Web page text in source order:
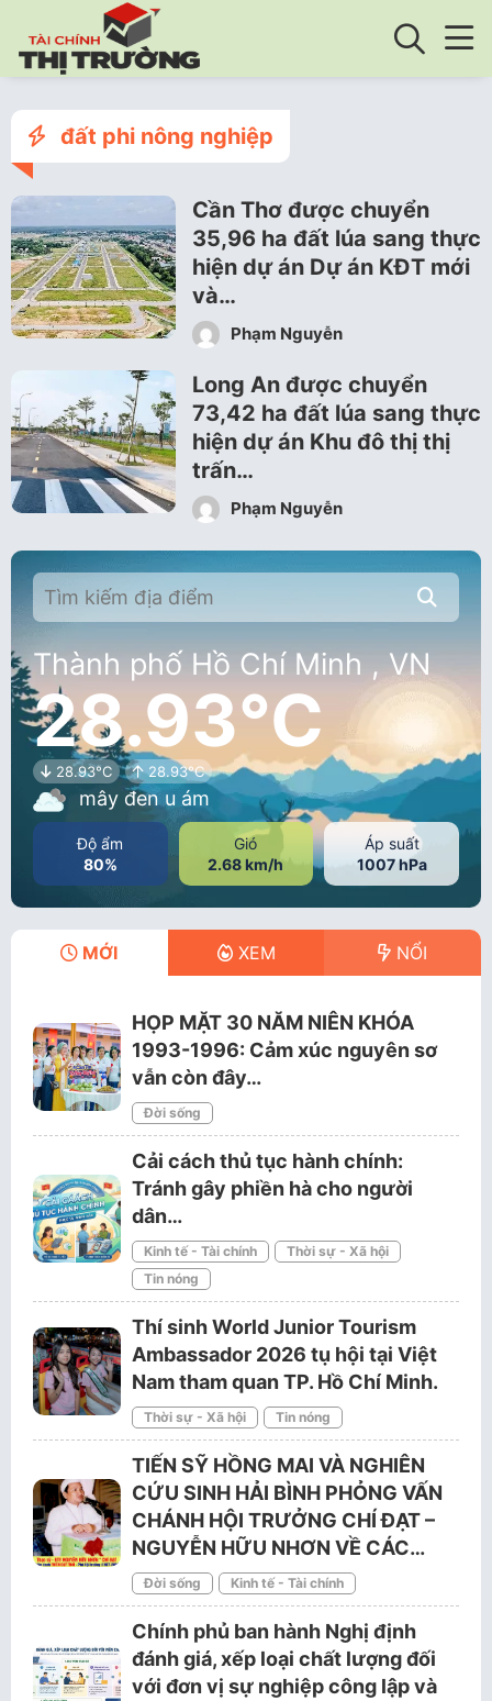
đất phi nông nghiệp
Cần Thơ được chuyển
35,96 ha đất lúa sang thực
hiện dự án Dự án KĐT mới
và…
Phạm Nguyễn
Long An được chuyển
73,42 ha đất lúa sang thực
hiện dự án Khu đô thị thị
trấn…
Phạm Nguyễn
Thành phố Hồ Chí Minh , VN
28.93°C
28.93°C 28.93°C
mây đen u ám
Độ ẩm
80%
Gió
2.68 km/h
Áp suất
1007 hPa
MỚI XEM NỔI
HỌP MẶT 30 NĂM NIÊN KHÓA
1993-1996: Cảm xúc nguyên sơ
vẫn còn đây…
Đời sống
Cải cách thủ tục hành chính:
Tránh gây phiền hà cho người
dân…
Kinh tế - Tài chính
Thời sự - Xã hội
Tin nóng
Thí sinh World Junior Tourism
Ambassador 2026 tụ hội tại Việt
Nam tham quan TP. Hồ Chí Minh.
Thời sự - Xã hội Tin nóng
TIẾN SỸ HỒNG MAI VÀ NGHIÊN
CỨU SINH HẢI BÌNH PHỎNG VẤN
CHÁNH HỘI TRƯỞNG CHÍ ĐẠT –
NGUYỄN HỮU NHƠN VỀ CÁC…
Đời sống Kinh tế - Tài chính
Chính phủ ban hành Nghị định
đánh giá, xếp loại chất lượng đối
với đơn vị sự nghiệp công lập và